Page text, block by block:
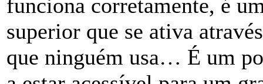
funciona corretamente, é
superior que se ativa
que ninguém usa… É um